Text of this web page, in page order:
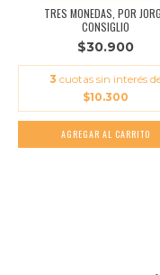
TRES MONEDAS, POR
CONSIGLIO
$30.900
3 cuotas sin interés
$10.300